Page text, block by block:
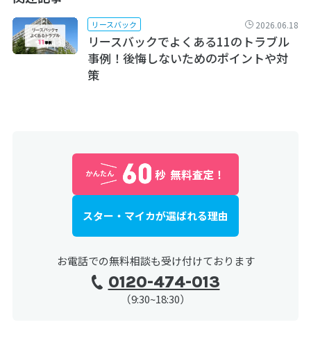
リースバック 2026.06.18
リースバックでよくある11のトラブル
事例！後悔しないためのポイントや対
策
スター・マイカが選ばれる理由
お電話での無料相談も受け付けております
0120-474-013
（9:30~18:30）